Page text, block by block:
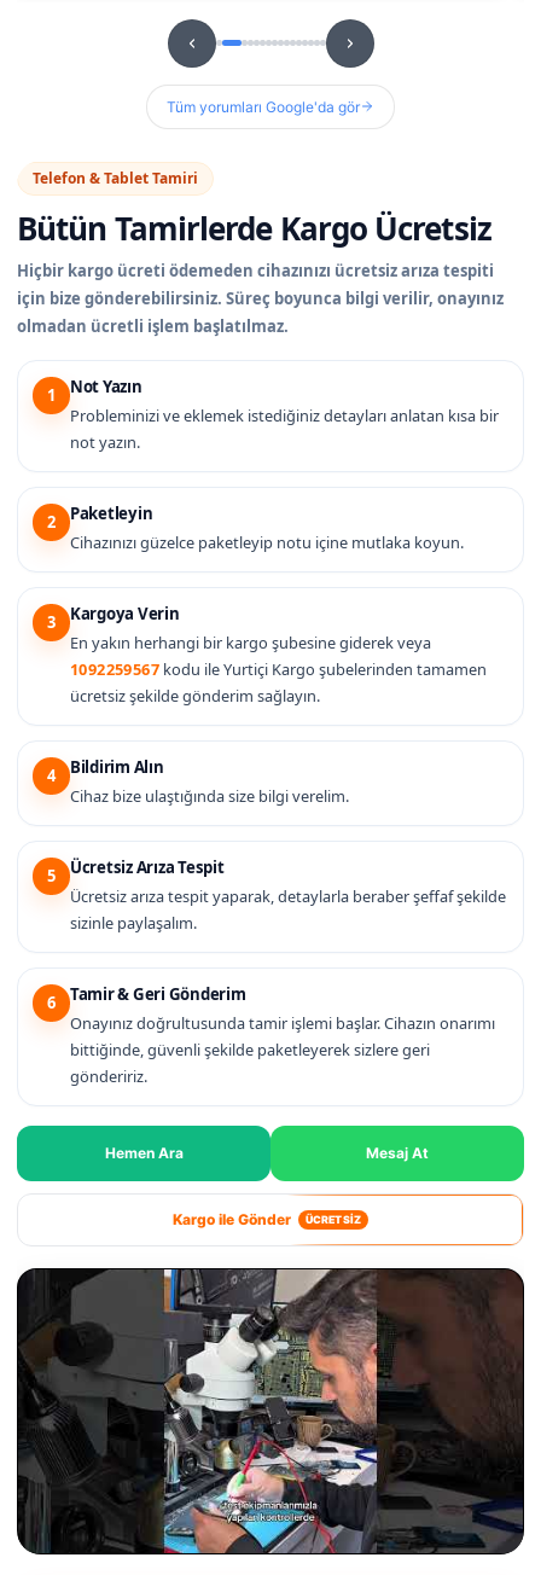
Tüm yorumları Google'da gör
Telefon & Tablet Tamiri
Bütün Tamirlerde Kargo Ücretsiz
Hiçbir kargo ücreti ödemeden cihazınızı ücretsiz arıza tespiti
için bize gönderebilirsiniz. Süreç boyunca bilgi verilir, onayınız
olmadan ücretli işlem başlatılmaz.
1
Not Yazın
Probleminizi ve eklemek istediğiniz detayları anlatan kısa bir
not yazın.
2
Paketleyin
Cihazınızı güzelce paketleyip notu içine mutlaka koyun.
3
Kargoya Verin
En yakın herhangi bir kargo şubesine giderek veya
1092259567 kodu ile Yurtiçi Kargo şubelerinden tamamen
ücretsiz şekilde gönderim sağlayın.
4
Bildirim Alın
Cihaz bize ulaştığında size bilgi verelim.
5
Ücretsiz Arıza Tespit
Ücretsiz arıza tespit yaparak, detaylarla beraber şeffaf şekilde
sizinle paylaşalım.
6
Tamir & Geri Gönderim
Onayınız doğrultusunda tamir işlemi başlar. Cihazın onarımı
bittiğinde, güvenli şekilde paketleyerek sizlere geri
göndeririz.
Hemen Ara Mesaj At
Kargo ile Gönder ÜCRETSİZ